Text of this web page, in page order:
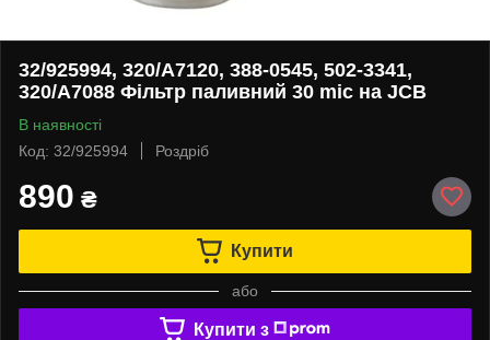
32/925994, 320/A7120, 388-0545, 502-3341,
320/A7088 Фільтр паливний 30 mic на JCB
В наявності
Код: 32/925994
Роздріб
890 ₴
Купити
або
Купити з